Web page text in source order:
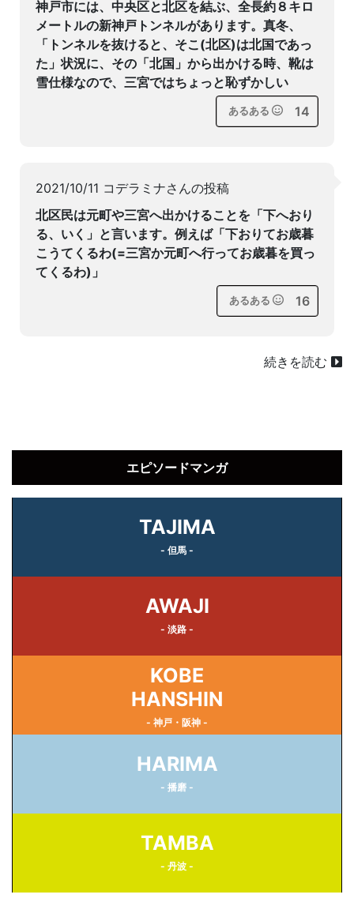
神戸市には、中央区と北区を結ぶ、全長約８キロ
メートルの新神戸トンネルがあります。真冬、
「トンネルを抜けると、そこ(北区)は北国であっ
た」状況に、その「北国」から出かける時、靴は
雪仕様なので、三宮ではちょっと恥ずかしい
あるある 14
2021/10/11 コデラミナさんの投稿
北区民は元町や三宮へ出かけることを「下へおり
る、いく」と言います。例えば「下おりてお歳暮
こうてくるわ(=三宮か元町へ行ってお歳暮を買っ
てくるわ)」
あるある 16
続きを読む
エピソードマンガ
TAJIMA
- 但馬 -
AWAJI
- 淡路 -
KOBE
HANSHIN
- 神戸・阪神 -
HARIMA
- 播磨 -
TAMBA
- 丹波 -